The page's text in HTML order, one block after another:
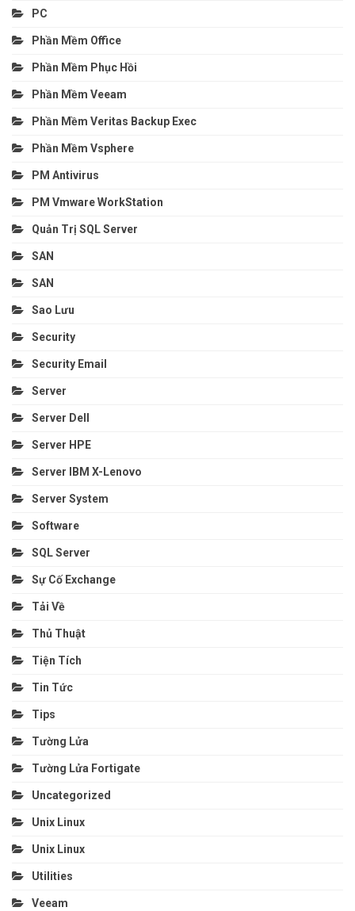
PC
Phần Mềm Office
Phần Mềm Phục Hồi
Phần Mềm Veeam
Phần Mềm Veritas Backup Exec
Phần Mềm Vsphere
PM Antivirus
PM Vmware WorkStation
Quản Trị SQL Server
SAN
SAN
Sao Lưu
Security
Security Email
Server
Server Dell
Server HPE
Server IBM X-Lenovo
Server System
Software
SQL Server
Sự Cố Exchange
Tải Về
Thủ Thuật
Tiện Tích
Tin Tức
Tips
Tường Lửa
Tường Lửa Fortigate
Uncategorized
Unix Linux
Unix Linux
Utilities
Veeam